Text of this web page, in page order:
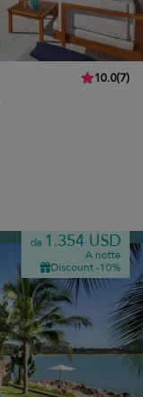
10.0(7)
da 1.354 USD
A notte
Discount -10%